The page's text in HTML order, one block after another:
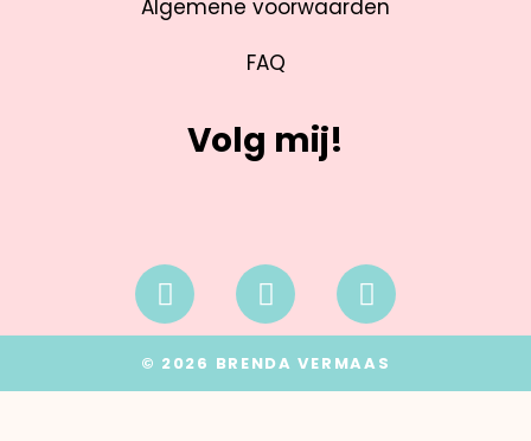
Algemene voorwaarden
FAQ
Volg mij!
© 2026 BRENDA VERMAAS